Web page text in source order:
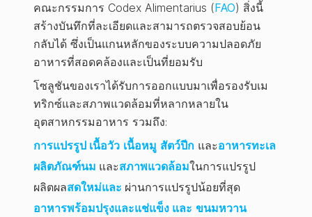
คณะกรรมการ Codex Alimentarius (FAO) สิ่งนี้
สร้างบันทึกที่ละเอียดและสามารถตรวจสอบย้อน
กลับได้ ซึ่งเป็นแกนหลักของระบบความปลอดภัย
อาหารที่สอดคล้องและเป็นที่ยอมรับ
โซลูชันของเราได้รับการออกแบบมาเพื่อรองรับเม
ทริกซ์และสภาพแวดล้อมที่หลากหลายใน
อุตสาหกรรมอาหาร รวมถึง:
การแปรรูป เนื้อวัว เนื้อหมู สัตว์ปีก และอาหารทะเล
ผลิตภัณฑ์นม และสภาพแวดล้อมในการแปรรูป
ผลิตผลสดใหม่และ ผ่านการแปรรูปน้อยที่สุด
อาหารพร้อมปรุงและแช่แข็ง และ ขนมหวาน